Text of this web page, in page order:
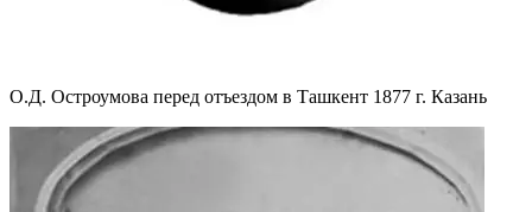
О.Д. Остроумова перед отъездом в Ташкент 1877 г. Казань